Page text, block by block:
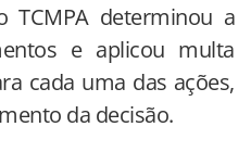
TCMPA determinou a
e aplicou multa
cada uma das ações,
da decisão.